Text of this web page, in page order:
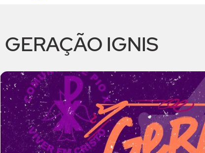
GERAÇÃO IGNIS